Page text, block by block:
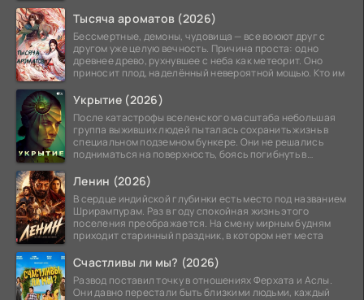
Тысяча ароматов (2026)
Бессмертные, демоны, чудовища — все воюют друг с
другом уже целую вечность. Причина проста: одно
древнее древо, рухнувшее с неба как метеорит. Оно
приносит плод, наделённый невероятной мощью. Кто им
Укрытие (2026)
После катастрофы вселенского масштаба небольшая
группа выживших людей пыталась сохранить жизнь в
специальном подземном бункере. Они не решались
подниматься на поверхность, боясь погибнуть в
Ленин (2026)
В сердце индийской глубинки есть место под названием
Шрирампурам. Раз в году спокойная жизнь этого
поселения преображается. На смену мирным будням
приходит старинный праздник, в котором нет места
Счастливы ли мы? (2026)
Развод поставил точку в отношениях Ферхата и Аслы.
Они давно перестали быть близкими людьми, каждый